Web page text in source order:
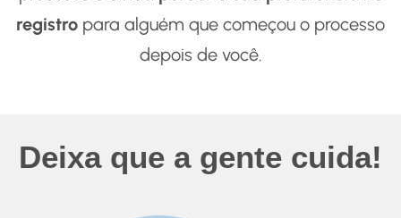
registro para alguém que começou o processo
depois de você.
Deixa que a gente cuida!